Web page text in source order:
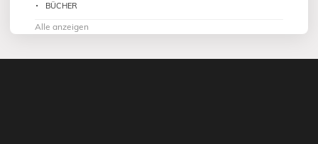
BÜCHER
Alle anzeigen